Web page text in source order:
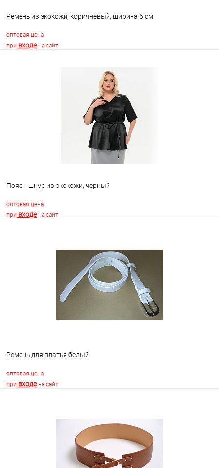
Ремень из экокожи, коричневый, ширина 5 см
оптовая цена
при входена сайт
В корзину
Пояс - шнур из экокожи, черный
оптовая цена
при входена сайт
Недоступно
Ремень для платья белый
оптовая цена
при входена сайт
В наличии